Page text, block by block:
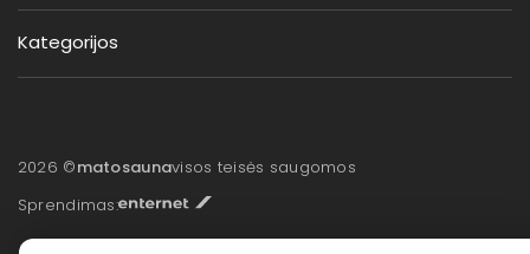
Kategorijos
2026 ©matosaunavisos teisės saugomos
Sprendimas: